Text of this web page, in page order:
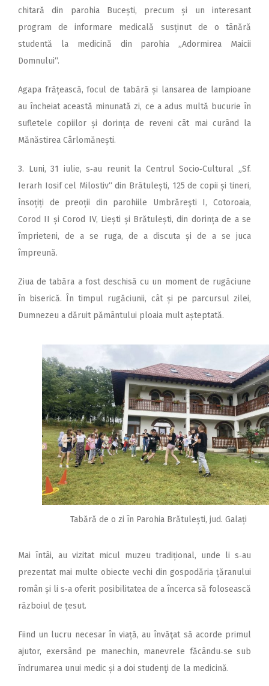
chitară din parohia Bucești, precum și un interesant
program de informare medicală susținut de o tânără
studentă la medicină din parohia „Adormirea Maicii
Domnului“.
Agapa frățească, focul de tabără și lansarea de lampioane
au încheiat această minunată zi, ce a adus multă bucurie în
sufletele copiilor și dorința de reveni cât mai curând la
Mănăstirea Cârlomănești.
3. Luni, 31 iulie, s‑au reunit la Centrul Socio‑Cultural „Sf.
Ierarh Iosif cel Milostiv“ din Brătulești, 125 de copii și tineri,
însoțiți de preoții din parohiile Umbrăreşti I, Cotoroaia,
Corod II și Corod IV, Liești și Brătulești, din dorința de a se
împrieteni, de a se ruga, de a discuta și de a se juca
împreună.
Ziua de tabăra a fost deschisă cu un moment de rugăciune
în biserică. În timpul rugăciunii, cât și pe parcursul zilei,
Dumnezeu a dăruit pământului ploaia mult așteptată.
Tabără de o zi în Parohia Brătulești, jud. Galați
Mai întâi, au vizitat micul muzeu tradițional, unde li s‑au
prezentat mai multe obiecte vechi din gospodăria țăranului
român și li s‑a oferit posibilitatea de a încerca să folosească
războiul de țesut.
Fiind un lucru necesar în viață, au învăţat să acorde primul
ajutor, exersând pe manechin, manevrele făcându‑se sub
îndrumarea unui medic și a doi studenţi de la medicină.